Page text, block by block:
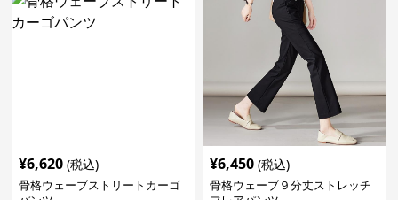
¥6,620 (税込)
骨格ウェーブストリートカーゴ
¥6,450 (税込)
骨格ウェーブ９分丈ストレッチ